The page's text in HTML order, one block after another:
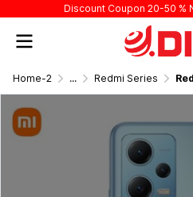
Discount Coupon 20-50 %
Home-2 ... Redmi Series